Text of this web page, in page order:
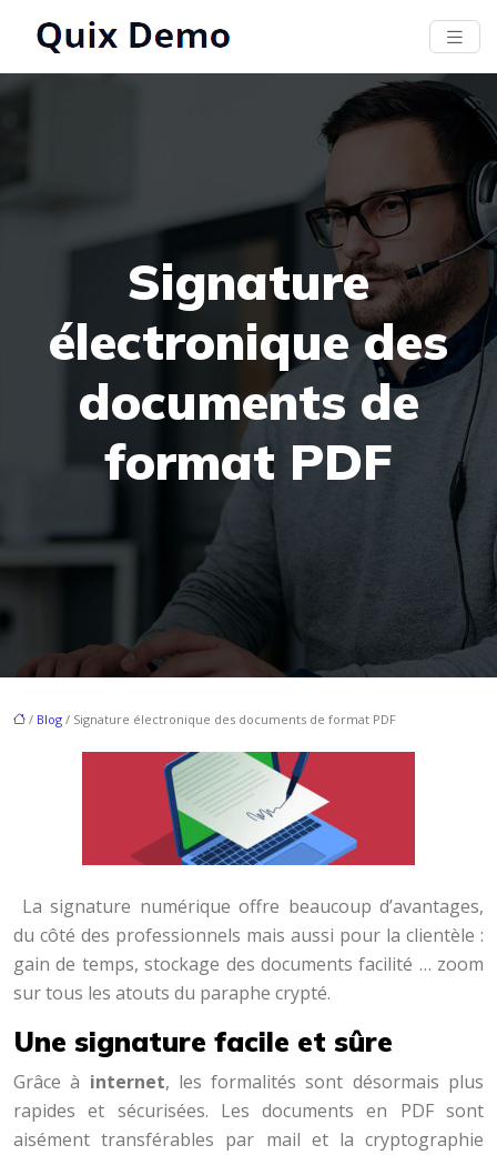
Signature
électronique des
documents de
format PDF
/ Blog / Signature électronique des documents de format PDF
La signature numérique offre beaucoup d’avantages,
du côté des professionnels mais aussi pour la clientèle :
gain de temps, stockage des documents facilité … zoom
sur tous les atouts du paraphe crypté.
Une signature facile et sûre
Grâce à internet, les formalités sont désormais plus
rapides et sécurisées. Les documents en PDF sont
aisément transférables par mail et la cryptographie